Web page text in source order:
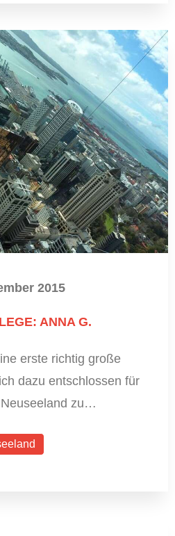
2015
ANNA G.
erste richtig große
dazu entschlossen für
zu…